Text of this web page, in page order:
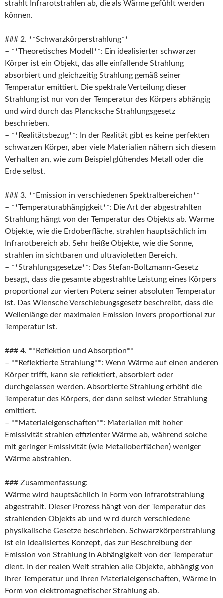
strahlt Infrarotstrahlen ab, die als Wärme gefühlt werden
können.
### 2. **Schwarzkörperstrahlung**
– **Theoretisches Modell**: Ein idealisierter schwarzer
Körper ist ein Objekt, das alle einfallende Strahlung
absorbiert und gleichzeitig Strahlung gemäß seiner
Temperatur emittiert. Die spektrale Verteilung dieser
Strahlung ist nur von der Temperatur des Körpers abhängig
und wird durch das Plancksche Strahlungsgesetz
beschrieben.
– **Realitätsbezug**: In der Realität gibt es keine perfekten
schwarzen Körper, aber viele Materialien nähern sich diesem
Verhalten an, wie zum Beispiel glühendes Metall oder die
Erde selbst.
### 3. **Emission in verschiedenen Spektralbereichen**
– **Temperaturabhängigkeit**: Die Art der abgestrahlten
Strahlung hängt von der Temperatur des Objekts ab. Warme
Objekte, wie die Erdoberfläche, strahlen hauptsächlich im
Infrarotbereich ab. Sehr heiße Objekte, wie die Sonne,
strahlen im sichtbaren und ultravioletten Bereich.
– **Strahlungsgesetze**: Das Stefan-Boltzmann-Gesetz
besagt, dass die gesamte abgestrahlte Leistung eines Körpers
proportional zur vierten Potenz seiner absoluten Temperatur
ist. Das Wiensche Verschiebungsgesetz beschreibt, dass die
Wellenlänge der maximalen Emission invers proportional zur
Temperatur ist.
### 4. **Reflektion und Absorption**
– **Reflektierte Strahlung**: Wenn Wärme auf einen anderen
Körper trifft, kann sie reflektiert, absorbiert oder
durchgelassen werden. Absorbierte Strahlung erhöht die
Temperatur des Körpers, der dann selbst wieder Strahlung
emittiert.
– **Materialeigenschaften**: Materialien mit hoher
Emissivität strahlen effizienter Wärme ab, während solche
mit geringer Emissivität (wie Metalloberflächen) weniger
Wärme abstrahlen.
### Zusammenfassung:
Wärme wird hauptsächlich in Form von Infrarotstrahlung
abgestrahlt. Dieser Prozess hängt von der Temperatur des
strahlenden Objekts ab und wird durch verschiedene
physikalische Gesetze beschrieben. Schwarzkörperstrahlung
ist ein idealisiertes Konzept, das zur Beschreibung der
Emission von Strahlung in Abhängigkeit von der Temperatur
dient. In der realen Welt strahlen alle Objekte, abhängig von
ihrer Temperatur und ihren Materialeigenschaften, Wärme in
Form von elektromagnetischer Strahlung ab.